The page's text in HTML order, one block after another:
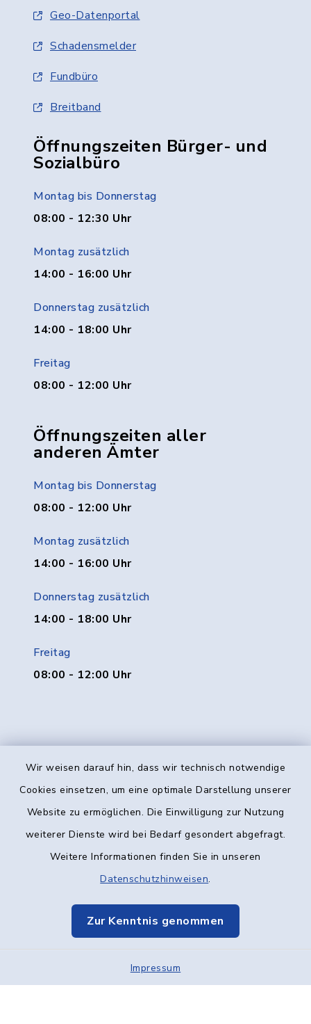
Wir weisen darauf hin, dass wir technisch notwendige
Cookies einsetzen, um eine optimale Darstellung unserer
Website zu ermöglichen. Die Einwilligung zur Nutzung
weiterer Dienste wird bei Bedarf gesondert abgefragt.
Weitere Informationen finden Sie in unseren
Datenschutzhinweisen.
Zur Kenntnis genommen
Impressum
Geo-Datenportal
Schadensmelder
Fundbüro
Breitband
Öffnungszeiten Bürger- und
Sozialbüro
Montag bis Donnerstag
08:00 - 12:30 Uhr
Montag zusätzlich
14:00 - 16:00 Uhr
Donnerstag zusätzlich
14:00 - 18:00 Uhr
Freitag
08:00 - 12:00 Uhr
Öffnungszeiten aller
anderen Ämter
Montag bis Donnerstag
08:00 - 12:00 Uhr
Montag zusätzlich
14:00 - 16:00 Uhr
Donnerstag zusätzlich
14:00 - 18:00 Uhr
Freitag
08:00 - 12:00 Uhr
Kontakt
Datenschutz
Elektronische Kommunikation
Sitemap